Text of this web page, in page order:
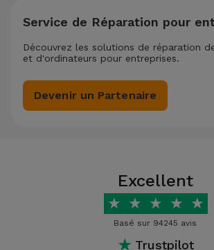
Service de Réparation pour
Découvrez les solutions de réparation
et d'ordinateurs pour entreprises.
Devenir un Partenaire
Excellent
★ ★ ★ ★ ★
Basé sur 94245 avis
★ Trustpilot